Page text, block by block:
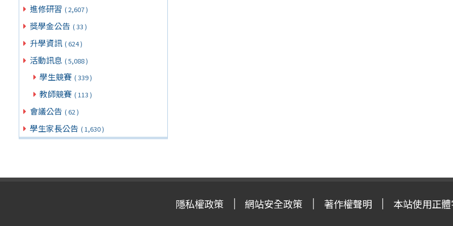
進修研習 ( 2,607 )
獎學金公告 ( 33 )
升學資訊 ( 624 )
活動訊息 ( 5,088 )
學生競賽 ( 339 )
教師競賽 ( 113 )
會議公告 ( 62 )
學生家長公告 ( 1,630 )
隱私權政策 網站安全政策 著作權聲明 本站使用正